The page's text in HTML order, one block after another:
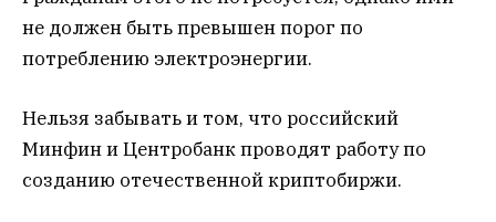
не должен быть превышен порог по
потреблению электроэнергии.
Нельзя забывать и том, что российский
Минфин и Центробанк проводят работу по
созданию отечественной криптобиржи.